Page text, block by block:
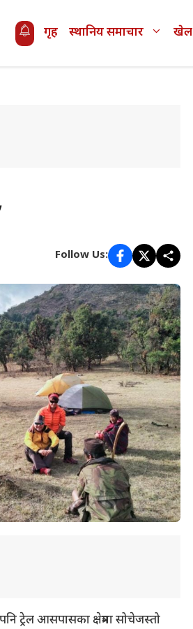
गृह स्थानिय समाचार खेल
Follow Us:
ट्रेल आसपासका क्षेत्रमा सोचेजस्तो